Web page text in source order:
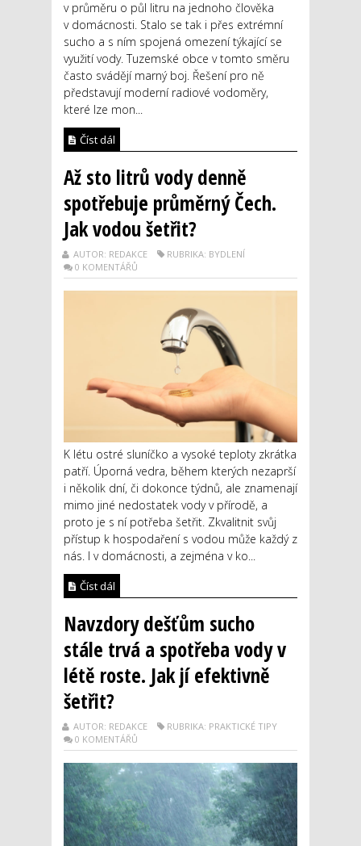
v průměru o půl litru na jednoho člověka
v domácnosti. Stalo se tak i přes extrémní
sucho a s ním spojená omezení týkající se
využití vody. Tuzemské obce v tomto směru
často svádějí marný boj. Řešení pro ně
představují moderní radiové vodoměry,
které lze mon...
Číst dál
Až sto litrů vody denně
spotřebuje průměrný Čech.
Jak vodou šetřit?
AUTOR: REDAKCE
RUBRIKA: BYDLENÍ
0 KOMENTÁŘŮ
K létu ostré sluníčko a vysoké teploty zkrátka
patří. Úporná vedra, během kterých nezaprší
i několik dní, či dokonce týdnů, ale znamenají
mimo jiné nedostatek vody v přírodě, a
proto je s ní potřeba šetřit. Zkvalitnit svůj
přístup k hospodaření s vodou může každý z
nás. I v domácnosti, a zejména v ko...
Číst dál
Navzdory dešťům sucho
stále trvá a spotřeba vody v
létě roste. Jak jí efektivně
šetřit?
AUTOR: REDAKCE
RUBRIKA: PRAKTICKÉ TIPY
0 KOMENTÁŘŮ